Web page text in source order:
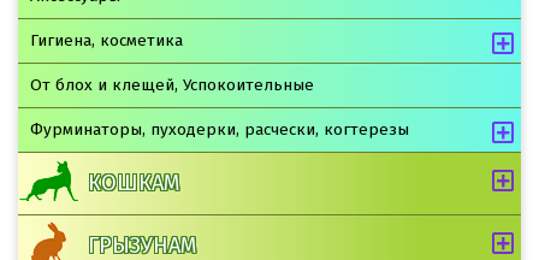
Гигиена, косметика
От блох и клещей, Успокоительные
Фурминаторы, пуходерки, расчески, когтерезы
КОШКАМ
ГРЫЗУНАМ